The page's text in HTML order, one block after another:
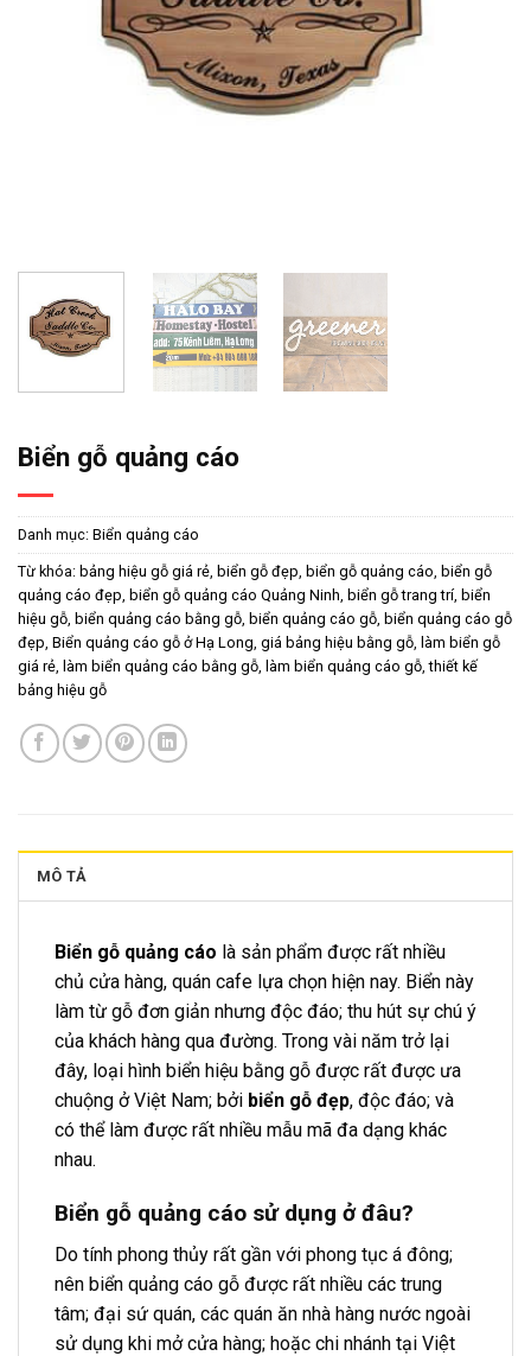
Biển gỗ quảng cáo
Danh mục: Biển quảng cáo
Từ khóa: bảng hiệu gỗ giá rẻ, biển gỗ đẹp, biển gỗ quảng cáo, biển gỗ
quảng cáo đẹp, biển gỗ quảng cáo Quảng Ninh, biển gỗ trang trí, biển
hiệu gỗ, biển quảng cáo bằng gỗ, biển quảng cáo gỗ, biển quảng cáo gỗ
đẹp, Biển quảng cáo gỗ ở Hạ Long, giá bảng hiệu bằng gỗ, làm biển gỗ
giá rẻ, làm biển quảng cáo bằng gỗ, làm biển quảng cáo gỗ,thiết kế
bảng hiệu gỗ
MÔ TẢ
Biển gỗ quảng cáo là sản phẩm được rất nhiều
chủ cửa hàng, quán cafe lựa chọn hiện nay. Biển này
làm từ gỗ đơn giản nhưng độc đáo; thu hút sự chú ý
của khách hàng qua đường. Trong vài năm trở lại
đây, loại hình biển hiệu bằng gỗ được rất được ưa
chuộng ở Việt Nam; bởi biển gỗ đẹp, độc đáo; và
có thể làm được rất nhiều mẫu mã đa dạng khác
nhau.
Biển gỗ quảng cáo sử dụng ở đâu?
Do tính phong thủy rất gần với phong tục á đông;
nên biển quảng cáo gỗ được rất nhiều các trung
tâm; đại sứ quán, các quán ăn nhà hàng nước ngoài
sử dụng khi mở cửa hàng; hoặc chi nhánh tại Việt